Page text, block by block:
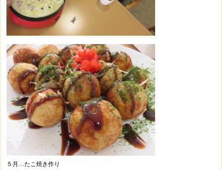
５月…たこ焼き作り